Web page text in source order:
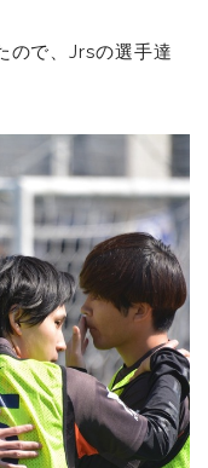
ので、Jrsの選手達